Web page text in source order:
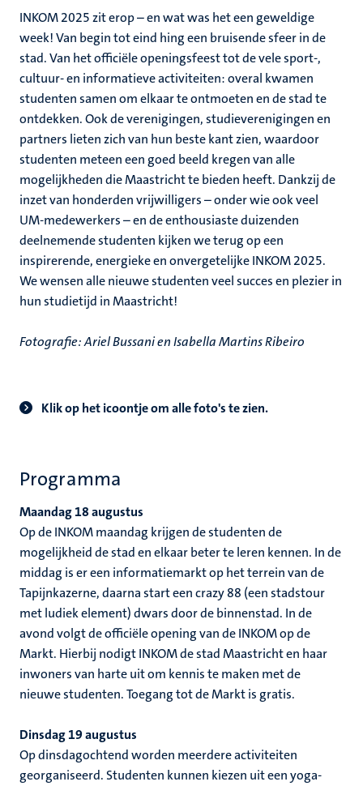
INKOM 2025 zit erop – en wat was het een geweldige
week! Van begin tot eind hing een bruisende sfeer in de
stad. Van het officiële openingsfeest tot de vele sport-,
cultuur- en informatieve activiteiten: overal kwamen
studenten samen om elkaar te ontmoeten en de stad te
ontdekken. Ook de verenigingen, studieverenigingen en
partners lieten zich van hun beste kant zien, waardoor
studenten meteen een goed beeld kregen van alle
mogelijkheden die Maastricht te bieden heeft. Dankzij de
inzet van honderden vrijwilligers – onder wie ook veel
UM-medewerkers – en de enthousiaste duizenden
deelnemende studenten kijken we terug op een
inspirerende, energieke en onvergetelijke INKOM 2025.
We wensen alle nieuwe studenten veel succes en plezier in
hun studietijd in Maastricht!
Fotografie: Ariel Bussani en Isabella Martins Ribeiro
Klik op het icoontje om alle foto's te zien.
Programma
Maandag 18 augustus
Op de INKOM maandag krijgen de studenten de
mogelijkheid de stad en elkaar beter te leren kennen. In de
middag is er een informatiemarkt op het terrein van de
Tapijnkazerne, daarna start een crazy 88 (een stadstour
met ludiek element) dwars door de binnenstad. In de
avond volgt de officiële opening van de INKOM op de
Markt. Hierbij nodigt INKOM de stad Maastricht en haar
inwoners van harte uit om kennis te maken met de
nieuwe studenten. Toegang tot de Markt is gratis.
Dinsdag 19 augustus
Op dinsdagochtend worden meerdere activiteiten
georganiseerd. Studenten kunnen kiezen uit een yoga-